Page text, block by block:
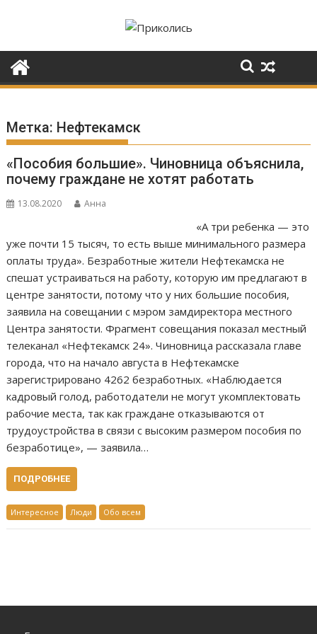
Метка: Нефтекамск
«Пособия большие». Чиновница объяснила,
почему граждане не хотят работать
13.08.2020 Анна
«А три ребенка — это
уже почти 15 тысяч, то есть выше минимального размера
оплаты труда». Безработные жители Нефтекамска не
спешат устраиваться на работу, которую им предлагают в
центре занятости, потому что у них большие пособия,
заявила на совещании с мэром замдиректора местного
Центра занятости. Фрагмент совещания показал местный
телеканал «Нефтекамск 24». Чиновница рассказала главе
города, что на начало августа в Нефтекамске
зарегистрировано 4262 безработных. «Наблюдается
кадровый голод, работодатели не могут укомплектовать
рабочие места, так как граждане отказываются от
трудоустройства в связи с высоким размером пособия по
безработице», — заявила…
ПОДРОБНЕЕ
Интересное Люди Обо всем